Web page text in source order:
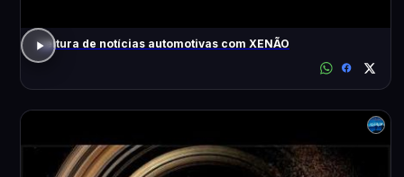
Leitura de notícias automotivas com XENÃO